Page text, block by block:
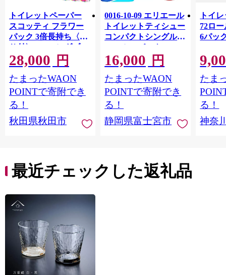
トイレットペーパー
スコッティ フラワー
パック 3倍長持ち〈香
り付〉4ロール(ダブ
ル)×12パック 日用品
最短翌日発送 [スコッ
ティ フラワーパック
トイレットペーパー
日本製紙クレシア] 秋
田県秋田市
28,000 円
たまったWAON
POINTで寄附でき
る！
秋田県秋田市
0016-10-09 エリエール
トイレットティシュー
コンパクトシングル 8
ロール×8パック 64ロ
ール 1.5倍巻 82.5m
トイレットペーパー
シングル パルプ100％
香りつき 日用品 消耗
品 備蓄
16,000 円
たまったWAON
POINTで寄附でき
る！
静岡県富士宮市
トイ
72ロ
6パッ
FSCリ
長巻タ
100％
防災
ペー
川県
トペー
たま
る！
神奈
最近チェックした返礼品